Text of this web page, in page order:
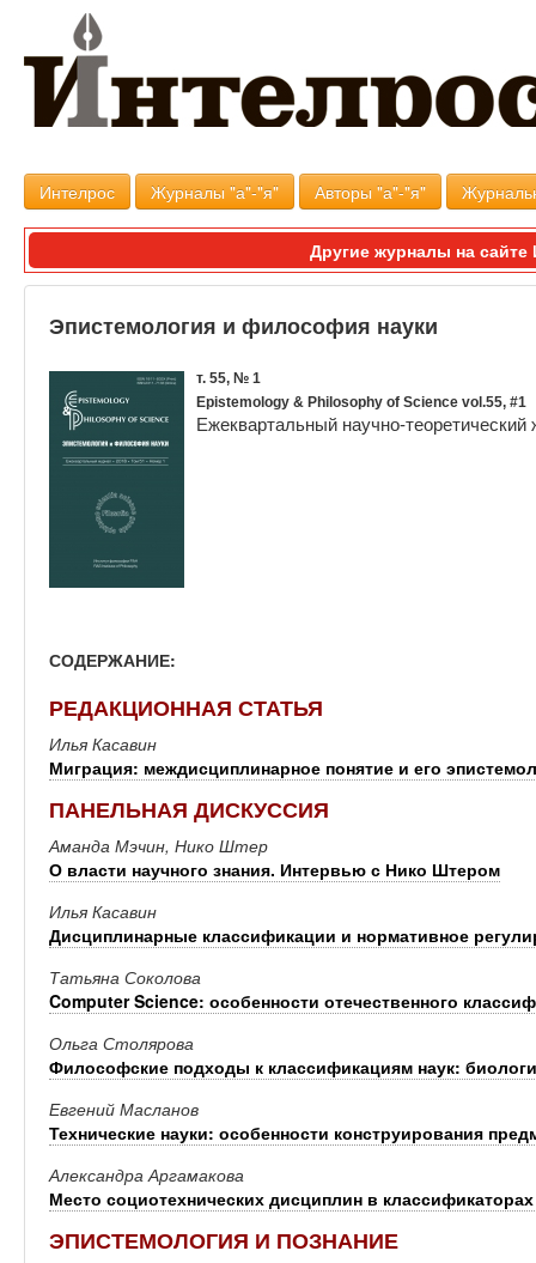
Интелрос Журналы "а"-"я" Авторы "а"-"я"
Другие журналы на
Эпистемология и философия науки
т. 55, № 1
Epistemology & Philosophy of Science vol.55, #1
Ежеквартальный научно-теоретический
СОДЕРЖАНИЕ:
РЕДАКЦИОННАЯ СТАТЬЯ
Илья Касавин
Миграция: междисциплинарное понятие и его
ПАНЕЛЬНАЯ ДИСКУССИЯ
Аманда Мэчин, Нико Штер
О власти научного знания. Интервью с Нико Штером
Илья Касавин
Дисциплинарные классификации и нормативное
Татьяна Соколова
Computer Science: особенности отечественного
Ольга Столярова
Философские подходы к классификациям наук:
Евгений Масланов
Технические науки: особенности конструирования
Александра Аргамакова
Место социотехнических дисциплин в
ЭПИСТЕМОЛОГИЯ И ПОЗНАНИЕ